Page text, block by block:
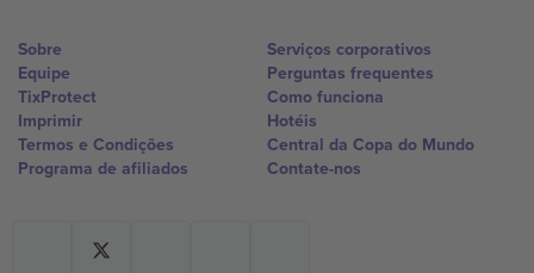
Sobre
Equipe
TixProtect
Imprimir
Termos e Condições
Programa de afiliados
Serviços corporativos
Perguntas frequentes
Como funciona
Hotéis
Central da Copa do Mundo
Contate-nos